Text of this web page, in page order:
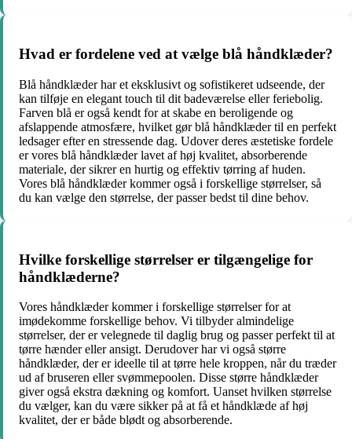
Hvad er fordelene ved at vælge blå håndklæder?
Blå håndklæder har et eksklusivt og sofistikeret udseende, der
kan tilføje en elegant touch til dit badeværelse eller feriebolig.
Farven blå er også kendt for at skabe en beroligende og
afslappende atmosfære, hvilket gør blå håndklæder til en perfekt
ledsager efter en stressende dag. Udover deres æstetiske fordele
er vores blå håndklæder lavet af høj kvalitet, absorberende
materiale, der sikrer en hurtig og effektiv tørring af huden.
Vores blå håndklæder kommer også i forskellige størrelser, så
du kan vælge den størrelse, der passer bedst til dine behov.
Hvilke forskellige størrelser er tilgængelige for
håndklæderne?
Vores håndklæder kommer i forskellige størrelser for at
imødekomme forskellige behov. Vi tilbyder almindelige
størrelser, der er velegnede til daglig brug og passer perfekt til at
tørre hænder eller ansigt. Derudover har vi også større
håndklæder, der er ideelle til at tørre hele kroppen, når du træder
ud af bruseren eller svømmepoolen. Disse større håndklæder
giver også ekstra dækning og komfort. Uanset hvilken størrelse
du vælger, kan du være sikker på at få et håndklæde af høj
kvalitet, der er både blødt og absorberende.